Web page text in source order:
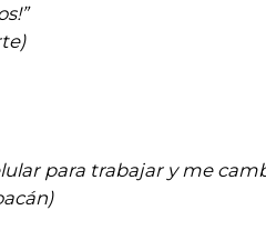
para trabajar y me